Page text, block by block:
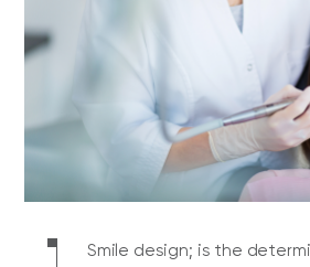
Smile design; is the